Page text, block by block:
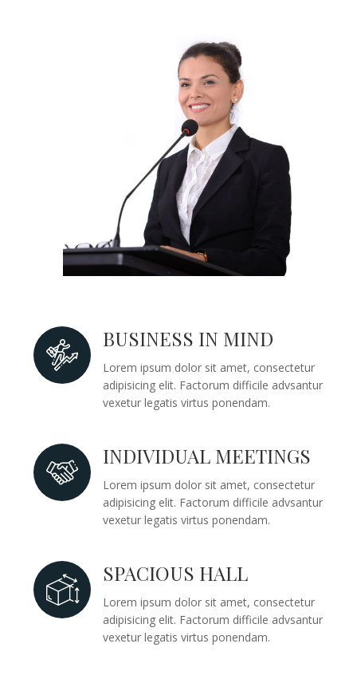

BUSINESS IN MIND
Lorem ipsum dolor sit amet, consectetur
adipisicing elit. Factorum difficile advsantur
vexetur legatis virtus ponendam.

INDIVIDUAL MEETINGS
Lorem ipsum dolor sit amet, consectetur
adipisicing elit. Factorum difficile advsantur
vexetur legatis virtus ponendam.

SPACIOUS HALL
Lorem ipsum dolor sit amet, consectetur
adipisicing elit. Factorum difficile advsantur
vexetur legatis virtus ponendam.